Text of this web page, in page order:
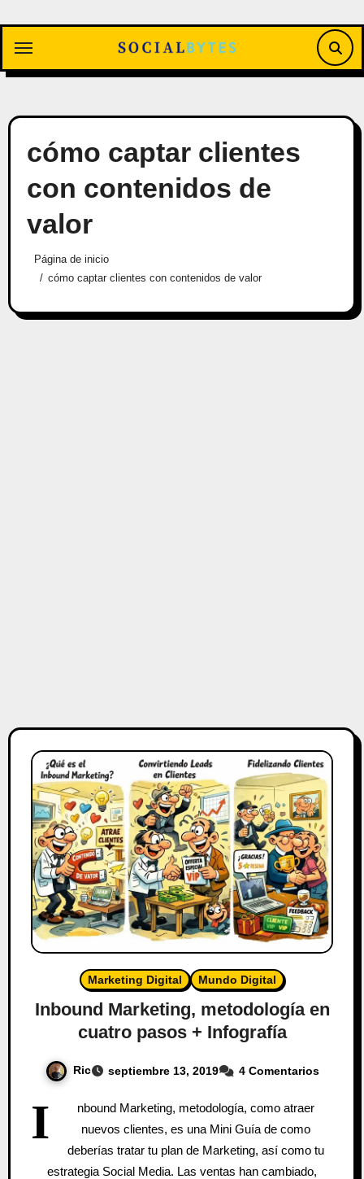
contenido
cómo captar clientes
con contenidos de
valor
Página de inicio
cómo captar clientes con contenidos de valor
Marketing Digital Mundo Digital
Inbound Marketing, metodología en
cuatro pasos + Infografía
Ric septiembre 13, 2019 4 Comentarios
I
nbound Marketing, metodología, como atraer
nuevos clientes, es una Mini Guía de como
deberías tratar tu plan de Marketing, así como tu
estrategia Social Media. Las ventas han cambiado,